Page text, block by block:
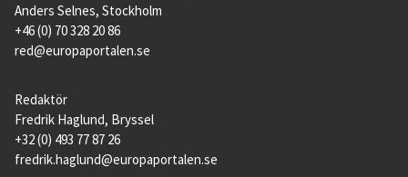
Anders Selnes, Stockholm
+46 (0) 70 328 20 86
red@europaportalen.se
Redaktör
Fredrik Haglund, Bryssel
+32 (0) 493 77 87 26
fredrik.haglund@europaportalen.se